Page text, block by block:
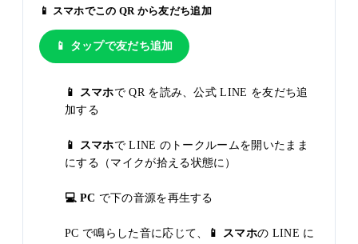
📱 スマホでこの QR から友だち追加
📱 タップで友だち追加
📱 スマホで QR を読み、公式 LINE を友だち追
加する
📱 スマホで LINE のトークルームを開いたまま
にする（マイクが拾える状態に）
💻 PC で下の音源を再生する
PC で鳴らした音に応じて、 📱 スマホの LINE に